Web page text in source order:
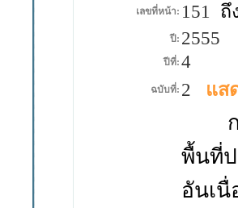
เลขที่หน้า: 151 ถึ
ปี: 2555
ปีที่: 4
ฉบับที่: 2 แส
กา
พื้นที่
อันเ